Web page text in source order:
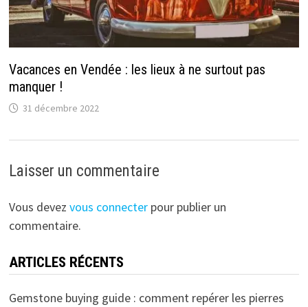
Vacances en Vendée : les lieux à ne surtout pas
manquer !
31 décembre 2022
Laisser un commentaire
Vous devez vous connecterpour publier un
commentaire.
ARTICLES RÉCENTS
Gemstone buying guide : comment repérer les pierres